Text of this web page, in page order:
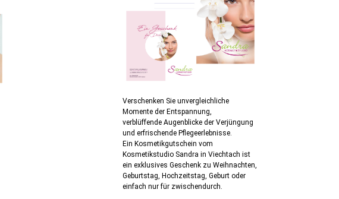
Verschenken Sie unvergleichliche
Momente der Entspannung,
verblüffende Augenblicke der Verjüngung
und erfrischende Pflegeerlebnisse.
Ein Kosmetikgutschein vom
Kosmetikstudio Sandra in Viechtach ist
ein exklusives Geschenk zu Weihnachten,
Geburtstag, Hochzeitstag, Geburt oder
einfach nur für zwischendurch.